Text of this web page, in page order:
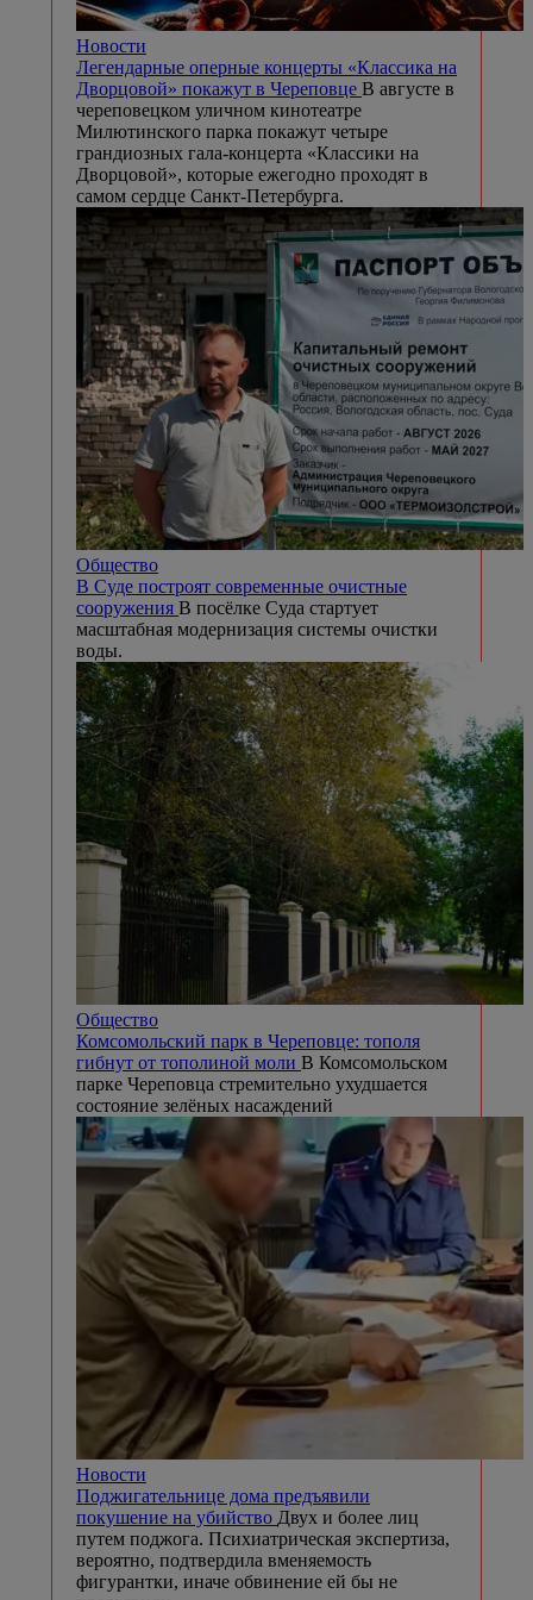
Новости
Легендарные оперные концерты «Классика на
Дворцовой» покажут в Череповце В августе в
череповецком уличном кинотеатре
Милютинского парка покажут четыре
грандиозных гала-концерта «Классики на
Дворцовой», которые ежегодно проходят в
самом сердце Санкт-Петербурга.
Общество
В Суде построят современные очистные
сооружения В посёлке Суда стартует
масштабная модернизация системы очистки
воды.
Общество
Комсомольский парк в Череповце: тополя
гибнут от тополиной моли В Комсомольском
парке Череповца стремительно ухудшается
состояние зелёных насаждений
Новости
Поджигательнице дома предъявили
покушение на убийство Двух и более лиц
путем поджога. Психиатрическая экспертиза,
вероятно, подтвердила вменяемость
фигурантки, иначе обвинение ей бы не